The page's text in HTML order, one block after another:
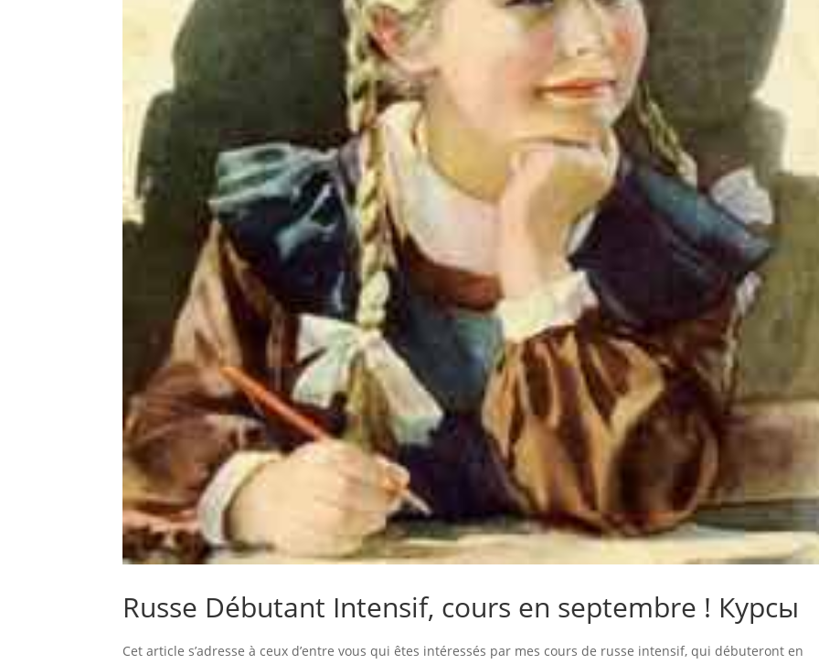
Russe Débutant Intensif, cours en septembre ! Курсы
Cet article s’adresse à ceux d’entre vous qui êtes intéressés par mes cours de russe intensif, qui débuteront en